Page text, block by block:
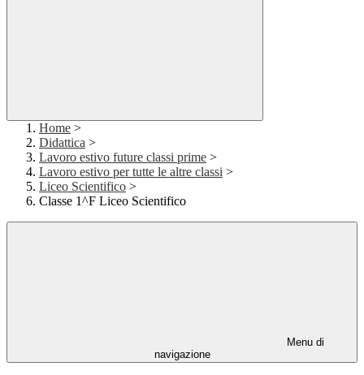
Home >
Didattica >
Lavoro estivo future classi prime >
Lavoro estivo per tutte le altre classi >
Liceo Scientifico >
Classe 1^F Liceo Scientifico
Menu di
navigazione